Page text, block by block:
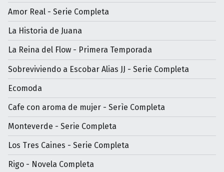
Amor Real - Serie Completa
La Historia de Juana
La Reina del Flow - Primera Temporada
Sobreviviendo a Escobar Alias JJ - Serie Completa
Ecomoda
Cafe con aroma de mujer - Serìe Completa
Monteverde - Serie Completa
Los Tres Caines - Serie Completa
Rigo - Novela Completa